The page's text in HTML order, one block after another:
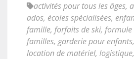
activités pour tous les âges,
ados, écoles spécialisées,
famille, forfaits de ski, formule
familles, garderie pour enfants,
location de matériel, logistique,